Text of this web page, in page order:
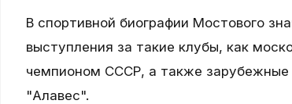
В спортивной биографии Мостового
выступления за такие клубы, как
чемпионом СССР, а также
"Алавес".